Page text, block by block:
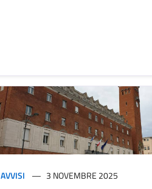
AVVISI 3 NOVEMBRE 2025